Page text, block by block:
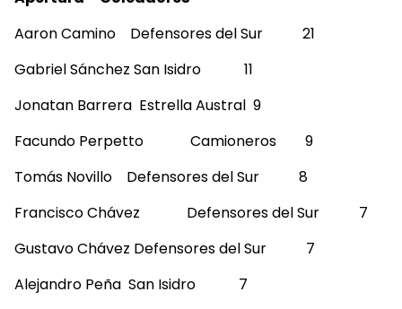
Aaron Camino Defensores del Sur 21
Gabriel Sánchez San Isidro 11
Jonatan Barrera Estrella Austral 9
Facundo Perpetto Camioneros 9
Tomás Novillo Defensores del Sur 8
Francisco Chávez Defensores del Sur 7
Gustavo Chávez Defensores del Sur 7
Alejandro Peña San Isidro 7